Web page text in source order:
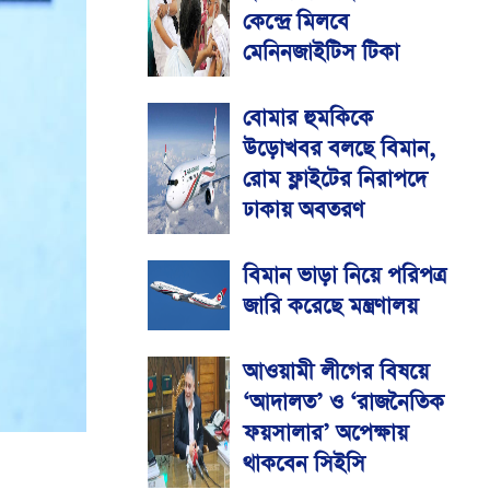
কেন্দ্রে মিলবে
মেনিনজাইটিস টিকা
বোমার হুমকিকে
উড়োখবর বলছে বিমান,
রোম ফ্লাইটের নিরাপদে
ঢাকায় অবতরণ
বিমান ভাড়া নিয়ে পরিপত্র
জারি করেছে মন্ত্রণালয়
আওয়ামী লীগের বিষয়ে
‘আদালত’ ও ‘রাজনৈতিক
ফয়সালার’ অপেক্ষায়
থাকবেন সিইসি